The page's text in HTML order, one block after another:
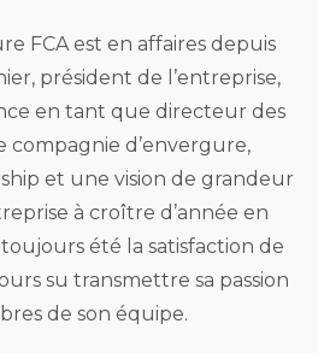
FCA est en affaires depuis
président de l’entreprise,
en tant que directeur des
compagnie d’envergure,
et une vision de grandeur
à croître d’année en
été la satisfaction de
su transmettre sa passion
de son équipe.